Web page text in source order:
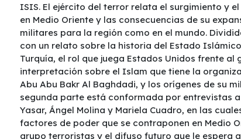
ISIS. El ejército del terror relata el surgimiento y
en Medio Oriente y las consecuencias de su
militares para la región como en el mundo.
con un relato sobre la historia del Estado
Turquía, el rol que juega Estados Unidos frente
interpretación sobre el Islam que tiene la
Abu Abu Bakr Al Baghdadi, y los orígenes de su
segunda parte está conformada por entrevistas
Yasar, Ángel Molina y Mariela Cuadro, en las
factores de poder que se contraponen en Medio
grupo terroristas y el difuso futuro que le espera